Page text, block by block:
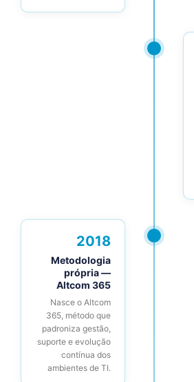
2018
Metodologia
própria —
Altcom 365
Nasce o Altcom
365, método que
padroniza gestão,
suporte e evolução
contínua dos
ambientes de TI.